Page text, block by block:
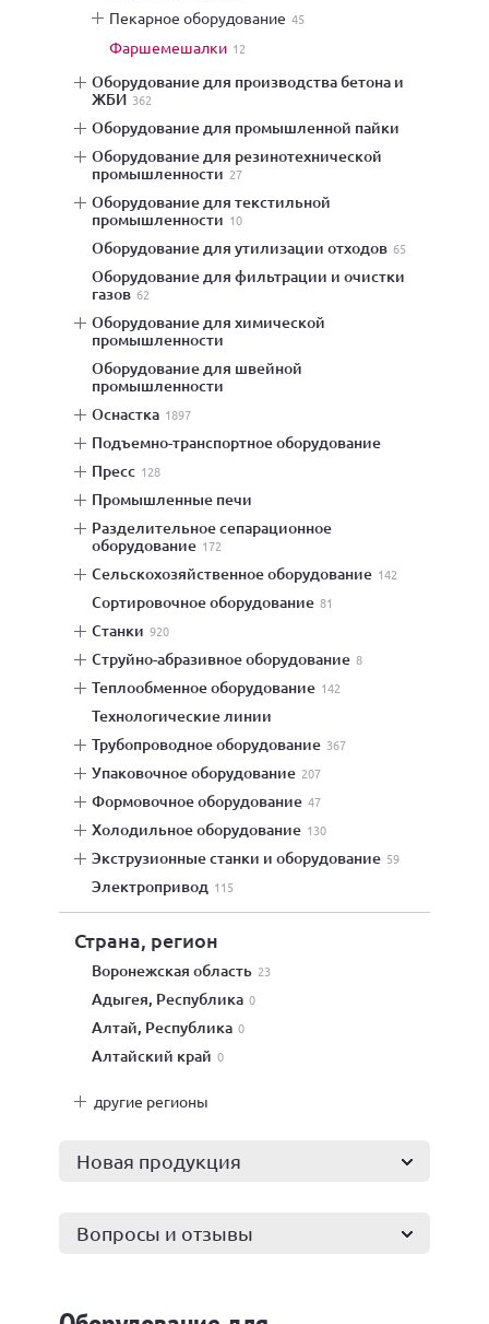
пекарное оборудование 45
фаршемешалки 12
оборудование для производства бетона и
ЖБИ 362
оборудование для промышленной пайки
оборудование для резинотехнической
промышленности 27
оборудование для текстильной
промышленности 10
оборудование для утилизации отходов 65
оборудование для фильтрации и очистки
газов 62
оборудование для химической
промышленности
оборудование для швейной
промышленности
оснастка 1897
подъемно-транспортное оборудование
пресс 128
промышленные печи
разделительное сепарационное
оборудование 172
сельскохозяйственное оборудование 142
сортировочное оборудование 81
станки 920
струйно-абразивное оборудование 8
теплообменное оборудование 142
технологические линии
трубопроводное оборудование 367
упаковочное оборудование 207
формовочное оборудование 47
холодильное оборудование 130
экструзионные станки и оборудование 59
электропривод 115
Страна, регион
Воронежская область 23
Адыгея, Республика 0
Алтай, Республика 0
Алтайский край 0
другие регионы
Новая продукция
Вопросы и отзывы